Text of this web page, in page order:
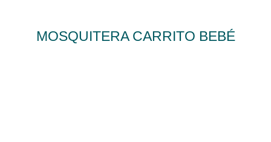
MOSQUITERA CARRITO BEBÉ